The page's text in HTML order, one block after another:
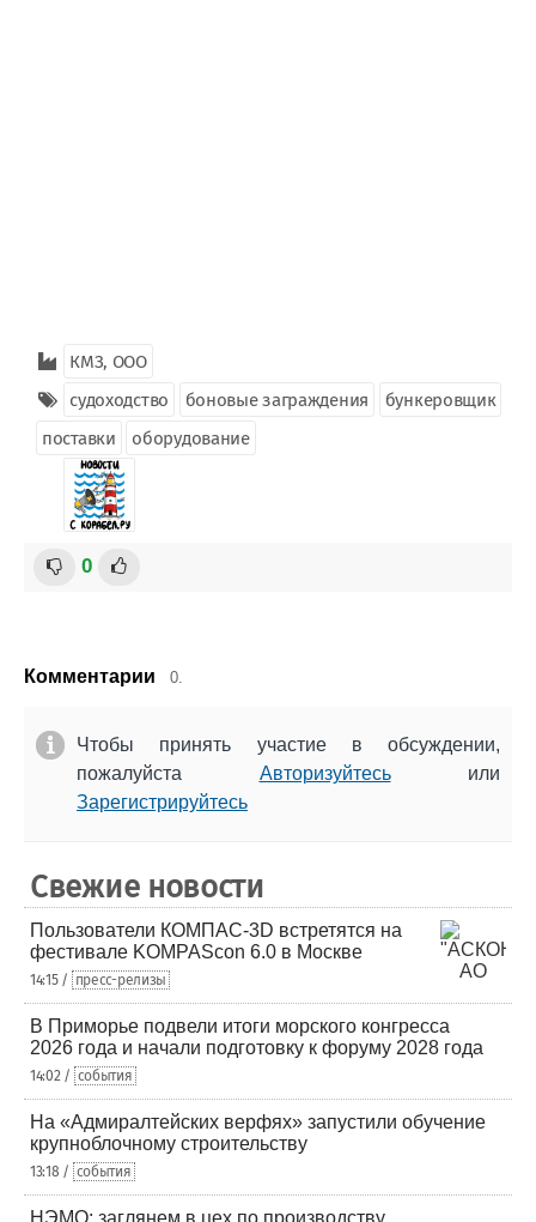
КМЗ, ООО
судоходство
боновые заграждения
бункеровщик
поставки
оборудование
0
Комментарии 0.
Чтобы принять участие в обсуждении,
пожалуйста Авторизуйтесьили
Зарегистрируйтесь
Свежие новости
Пользователи КОМПАС-3D встретятся на
фестивале KOMPAScon 6.0 в Москве
14:15 / пресс-релизы
В Приморье подвели итоги морского конгресса
2026 года и начали подготовку к форуму 2028 года
14:02 / события
На «Адмиралтейских верфях» запустили обучение
крупноблочному строительству
13:18 / события
НЭМО: заглянем в цех по производству